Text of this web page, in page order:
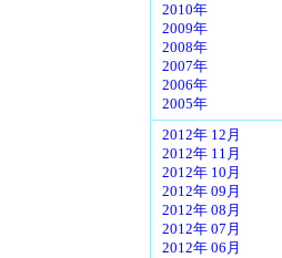
2010年
2009年
2008年
2007年
2006年
2005年
2012年 12月
2012年 11月
2012年 10月
2012年 09月
2012年 08月
2012年 07月
2012年 06月